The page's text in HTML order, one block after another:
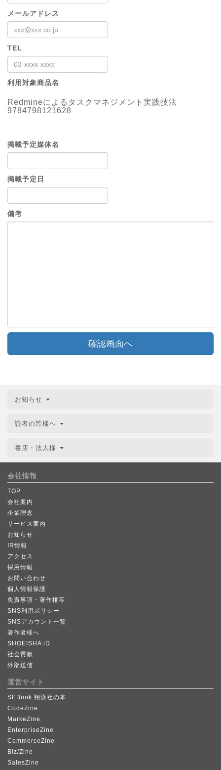
メールアドレス
TEL
利用対象商品名
Redmineによるタスクマネジメント実践技法
9784798121628
掲載予定媒体名
掲載予定日
備考
確認画面へ
お知らせ
読者の皆様へ
書店・法人様
会社情報
TOP
会社案内
企業理念
サービス案内
お知らせ
IR情報
アクセス
採用情報
お問い合わせ
個人情報保護
免責事項・著作権等
SNS利用ポリシー
SNSアカウント一覧
著作者様へ
SHOEISHA iD
社会貢献
外部送信
運営サイト
SEBook 翔泳社の本
CodeZine
MarkeZine
EnterpriseZine
CommerceZine
Biz/Zine
SalesZine